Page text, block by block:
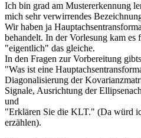
Ich bin grad am Mustererkennung
mich sehr verwirrendes
Wir haben ja
behandelt. In der Vorlesung kam es
"eigentlich" das gleiche.
In den Fragen zur Vorbereitung
"Was ist eine
Diagonalisierung der
Signale, Ausrichtung der
und
"Erklären Sie die KLT." (Da würd
erzählen).